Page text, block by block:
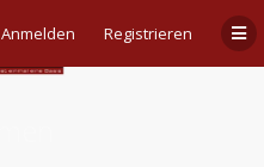
Anmelden Registrieren